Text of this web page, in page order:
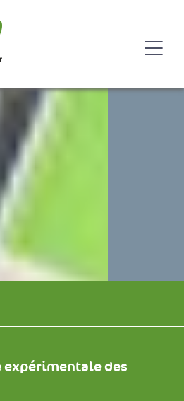
expérimentale des